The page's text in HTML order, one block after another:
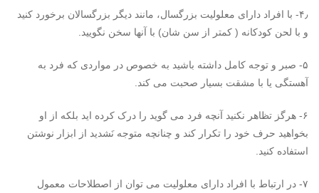
۴٫- با افراد دارای معلولیت بزرگسال، مانند دیگر بزرگسالان برخورد کنید
و با لحن کودکانه ( کمتر از سن شان) با آنها سخن نگویید.
۵- صبر و توجه کامل داشته باشید به خصوص در مواردی که فرد به
آهستگی یا با مشقت بسیار صحبت می کند.
۶- هرگز تظاهر نکنید آنچه فرد می گوید را درک کرده اید بلکه از او
بخواهید حرف خود را تکرار کند و چنانچه متوجه نَشدید از ابزار نوشتن
استفاده کنید.
۷- در ارتباط با افراد دارای معلولیت می توان از اصطلاحات معمول